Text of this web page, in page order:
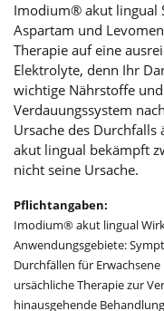
Imodium® akut lingual
Aspartam und
Therapie auf eine
Elektrolyte, denn Ihr
wichtige Nährstoffe
Verdauungssystem
Ursache des
akut lingual bekämpft
nicht seine Ursache.
Pflichtangaben:
Imodium® akut lingual
Anwendungsgebiete:
Durchfällen für
ursächliche Therapie zur
hinausgehende